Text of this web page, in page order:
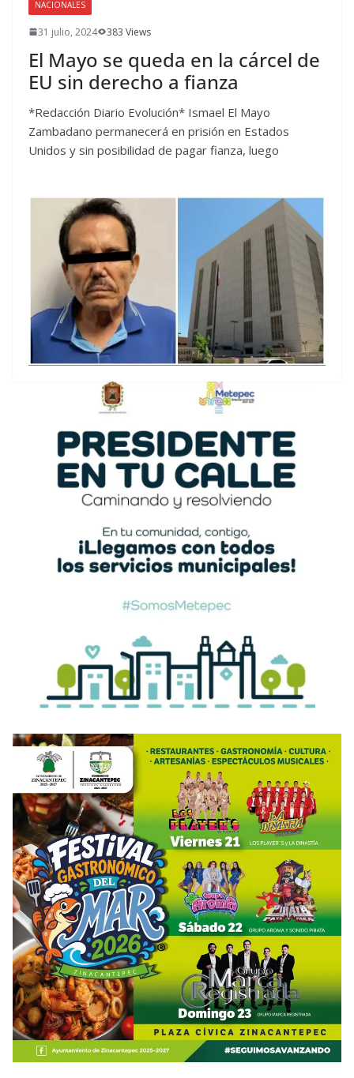
NACIONALES
31 julio, 2024 383 Views
El Mayo se queda en la cárcel de
EU sin derecho a fianza
*Redacción Diario Evolución* Ismael El Mayo
Zambadano permanecerá en prisión en Estados
Unidos y sin posibilidad de pagar fianza, luego